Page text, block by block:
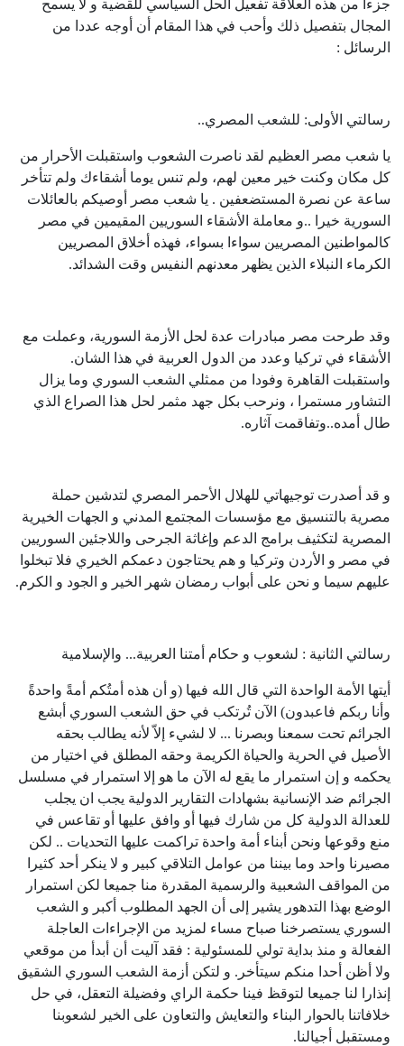
جزءا من هذه العلاقة تفعيل الحل السياسي للقضية و لا يسمح
المجال بتفصيل ذلك وأحب في هذا المقام أن أوجه عددا من
الرسائل :
رسالتي الأولى: للشعب المصري..
يا شعب مصر العظيم لقد ناصرت الشعوب واستقبلت الأحرار من
كل مكان وكنت خير معين لهم، ولم تنس يوما أشقاءك ولم تتأخر
ساعة عن نصرة المستضعفين . يا شعب مصر أوصيكم بالعائلات
السورية خيرا ..و معاملة الأشقاء السوريين المقيمين في مصر
كالمواطنين المصريين سواءا بسواء، فهذه أخلاق المصريين
الكرماء النبلاء الذين يظهر معدنهم النفيس وقت الشدائد.
وقد طرحت مصر مبادرات عدة لحل الأزمة السورية، وعملت مع
الأشقاء في تركيا وعدد من الدول العربية في هذا الشان.
واستقبلت القاهرة وفودا من ممثلي الشعب السوري وما يزال
التشاور مستمرا ، ونرحب بكل جهد مثمر لحل هذا الصراع الذي
طال أمده..وتفاقمت آثاره.
و قد أصدرت توجيهاتي للهلال الأحمر المصري لتدشين حملة
مصرية بالتنسيق مع مؤسسات المجتمع المدني و الجهات الخيرية
المصرية لتكثيف برامج الدعم وإغاثة الجرحى واللاجئين السوريين
في مصر و الأردن وتركيا و هم يحتاجون دعمكم الخيري فلا تبخلوا
عليهم سيما و نحن على أبواب رمضان شهر الخير و الجود و الكرم.
رسالتي الثانية : لشعوب و حكام أمتنا العربية... والإسلامية
أيتها الأمة الواحدة التي قال الله فيها (و أن هذه أمتُكم أمةً واحدةً
وأنا ربكم فاعبدون) الآن تُرتكب في حق الشعب السوري أبشع
الجرائم تحت سمعنا وبصرنا ... لا لشيء إلاّ لأنه يطالب بحقه
الأصيل في الحرية والحياة الكريمة وحقه المطلق في اختيار من
يحكمه و إن استمرار ما يقع له الآن ما هو إلا استمرار في مسلسل
الجرائم ضد الإنسانية بشهادات التقارير الدولية يجب ان يجلب
للعدالة الدولية كل من شارك فيها أو وافق عليها أو تقاعس في
منع وقوعها ونحن أبناء أمة واحدة تراكمت عليها التحديات .. لكن
مصيرنا واحد وما بيننا من عوامل التلاقي كبير و لا ينكر أحد كثيرا
من المواقف الشعبية والرسمية المقدرة منا جميعا لكن استمرار
الوضع بهذا التدهور يشير إلى أن الجهد المطلوب أكبر و الشعب
السوري يستصرخنا صباح مساء لمزيد من الإجراءات العاجلة
الفعالة و منذ بداية تولي للمسئولية : فقد آليت أن أبدأ من موقعي
ولا أظن أحدا منكم سيتأخر. و لتكن أزمة الشعب السوري الشقيق
إنذارا لنا جميعا لتوقظ فينا حكمة الراي وفضيلة التعقل، في حل
خلافاتنا بالحوار البناء والتعايش والتعاون على الخير لشعوبنا
ومستقبل أجيالنا.